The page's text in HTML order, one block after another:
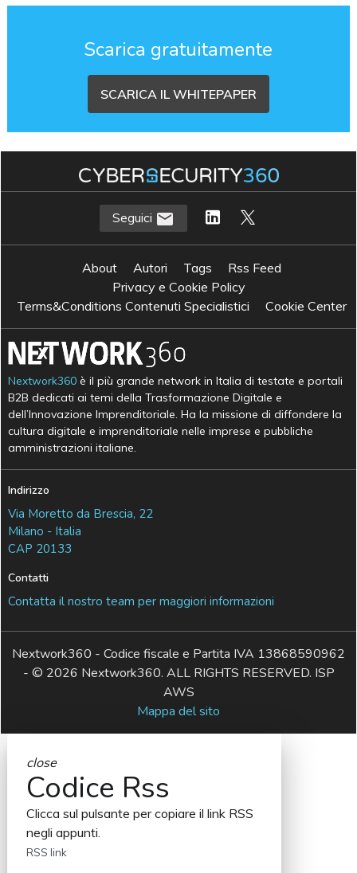
Scarica gratuitamente
SCARICA IL WHITEPAPER
Seguici
About Autori Tags
Rss Feed
Privacy e Cookie Policy
Terms&Conditions Contenuti Specialistici
Cookie Center
Nextwork360 è il più grande network in Italia di testate e portali
B2B dedicati ai temi della Trasformazione Digitale e
dell’Innovazione Imprenditoriale. Ha la missione di diffondere la
cultura digitale e imprenditoriale nelle imprese e pubbliche
amministrazioni italiane.
Indirizzo
Via Moretto da Brescia, 22
Milano - Italia
CAP 20133
Contatti
Contatta il nostro team per maggiori informazioni
Nextwork360 - Codice fiscale e Partita IVA 13868590962
- © 2026 Nextwork360. ALL RIGHTS RESERVED. ISP
AWS
Mappa del sito
close
Codice Rss
Clicca sul pulsante per copiare il link RSS
negli appunti.
RSS link